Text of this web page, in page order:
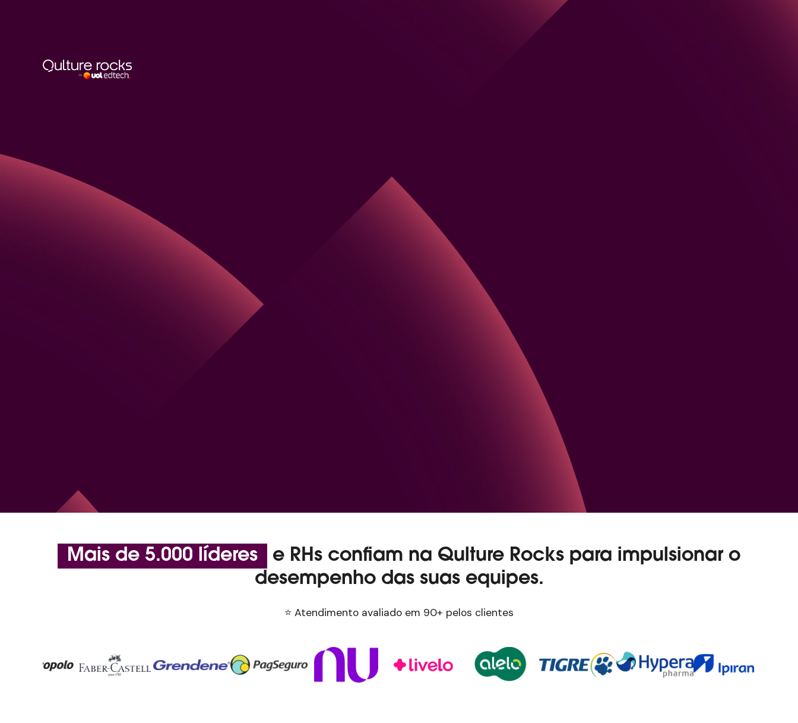
Qual é o nome da sua empresa?
Qual é o número total de funcionários da empresa?
O UOL EdTech necessita das informações de contato para enviar
comunicações. Para saber mais, acesse nossa
Mais de 5.000 líderes
e RHs confiam na Qulture Rocks para impulsionar o
desempenho das suas equipes.
⭐ Atendimento avaliado em 90+ pelos clientes